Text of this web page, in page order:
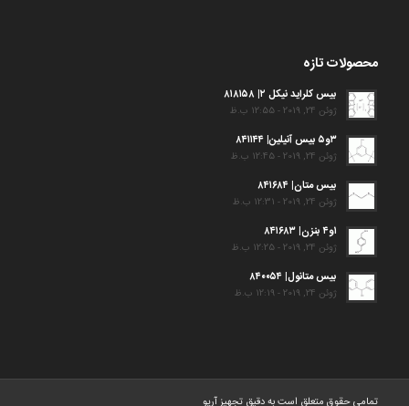
محصولات تازه
بیس کلراید نیکل ۲| ۸۱۸۱۵۸
ژوئن 24, 2019 - 12:55 ب.ظ
۳و۵ بیس آنیلین| ۸۴۱۱۴۴
ژوئن 24, 2019 - 12:45 ب.ظ
بیس متان| ۸۴۱۶۸۴
ژوئن 24, 2019 - 12:31 ب.ظ
۱و۴ بنزن| ۸۴۱۶۸۳
ژوئن 24, 2019 - 12:25 ب.ظ
بیس متانول| ۸۴۰۰۵۴
ژوئن 24, 2019 - 12:19 ب.ظ
تمامی حقوق متعلق است به دقیق تجهیز آریو